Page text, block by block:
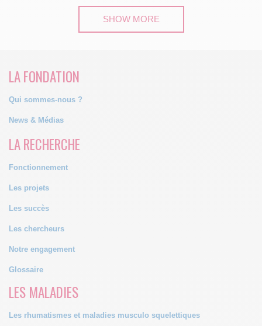
SHOW MORE
LA FONDATION
Qui sommes-nous ?
News & Médias
LA RECHERCHE
Fonctionnement
Les projets
Les succès
Les chercheurs
Notre engagement
Glossaire
LES MALADIES
Les rhumatismes et maladies musculo squelettiques